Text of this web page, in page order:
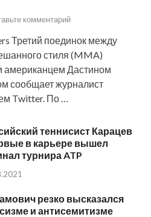
комментарий
Третий поединок между
стиля (MMA)
американцем Дастином
сообщает журналист
Twitter. По …
теннисист Карацев
в карьере вышел
турнира ATP
резко высказался
и антисемитизме